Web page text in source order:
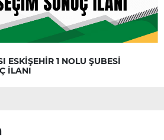
ESKİŞEHİR 1 NOLU ŞUBESİ
İLANI